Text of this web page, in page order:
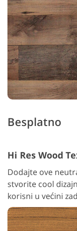
Besplatno
Hi Res Wood
Dodajte ove
stvorite cool
korisni u većini